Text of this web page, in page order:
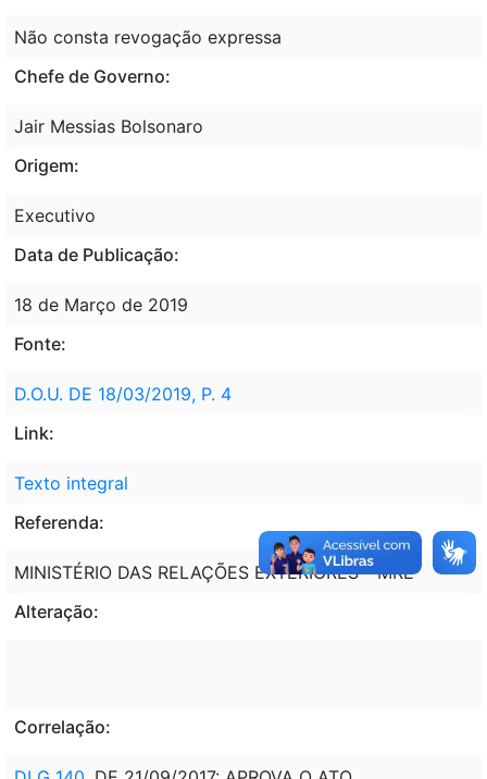
Não consta revogação expressa
Chefe de Governo:
Jair Messias Bolsonaro
Origem:
Executivo
Data de Publicação:
18 de Março de 2019
Fonte:
D.O.U. DE 18/03/2019, P. 4
Link:
Texto integral
Referenda:
MINISTÉRIO DAS RELAÇÕES EXTERIORES - MRE
Alteração:
Correlação: